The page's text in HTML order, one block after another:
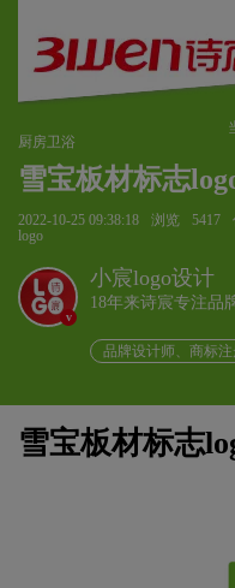
厨房卫浴
雪宝板材标志
2022-10-25 09:38:18 浏览 5417
logo
v
小宸logo设计
18年来诗宸专注品
品牌设计师、商标
雪宝板材标志